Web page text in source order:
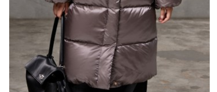
правила ухода могут быть изменены производителем